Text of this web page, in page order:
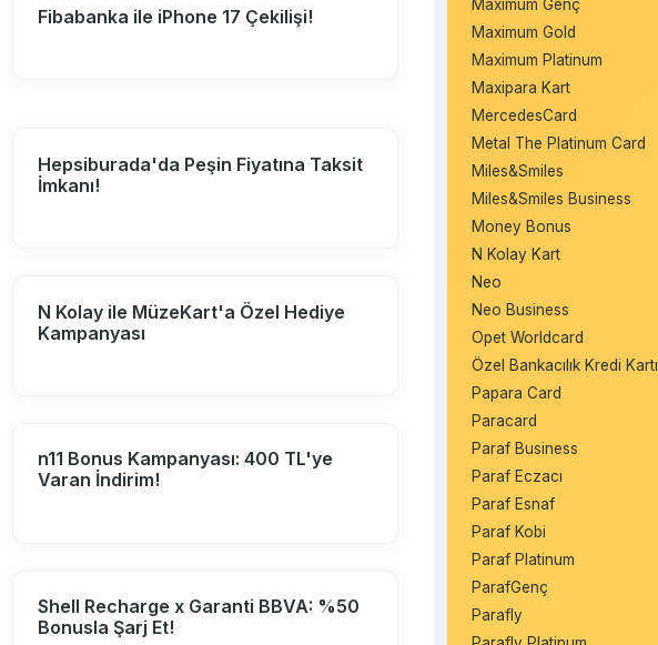
Fibabanka ile iPhone 17 Çekilişi!
Hepsiburada'da Peşin Fiyatına Taksit
İmkanı!
N Kolay ile MüzeKart'a Özel Hediye
Kampanyası
n11 Bonus Kampanyası: 400 TL'ye
Varan İndirim!
Shell Recharge x Garanti BBVA: %50
Bonusla Şarj Et!
Maximum Genç
Maximum Gold
Maximum Platinum
Maxipara Kart
MercedesCard
Metal The Platinum Card
Miles&Smiles
Miles&Smiles Business
Money Bonus
N Kolay Kart
Neo
Neo Business
Opet Worldcard
Özel Bankacılık Kredi Kartı
Papara Card
Paracard
Paraf Business
Paraf Eczacı
Paraf Esnaf
Paraf Kobi
Paraf Platinum
ParafGenç
Parafly